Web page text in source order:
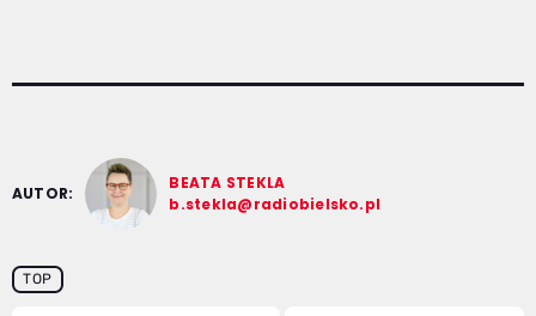
AUTOR:
BEATA STEKLA
b.stekla@radiobielsko.pl
TOP